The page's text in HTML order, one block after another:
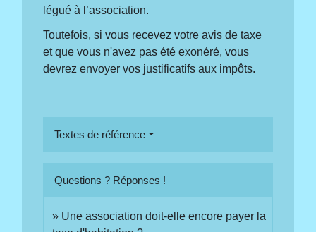
légué à l’association.
Toutefois, si vous recevez votre avis de taxe
et que vous n'avez pas été exonéré, vous
devrez envoyer vos justificatifs aux impôts.
Textes de référence
Questions ? Réponses !
Une association doit-elle encore payer la